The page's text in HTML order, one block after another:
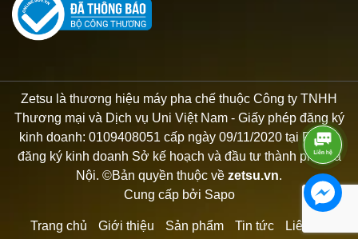
Zetsu là thương hiệu máy pha chế thuộc Công ty TNHH
Thương mại và Dịch vụ Uni Việt Nam - Giấy phép đăng ký
kinh doanh: 0109408051 cấp ngày 09/11/2020 tại Phòng
đăng ký kinh doanh Sở kế hoạch và đầu tư thành phố Hà
Nội. ©Bản quyền thuộc về zetsu.vn.
Cung cấp bởi Sapo
Trang chủ Giới thiệu Sản phẩm Tin tức Liên hệ